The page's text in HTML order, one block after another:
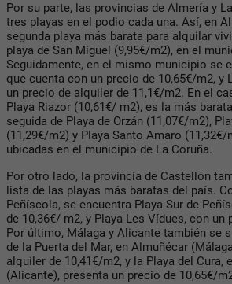
Por su parte, las provincias de Almería y
tres playas en el podio cada una. Así, en
segunda playa más barata para alquilar
playa de San Miguel (9,95€/m2), en el
Seguidamente, en el mismo municipio se
que cuenta con un precio de 10,65€/m2, y
un precio de alquiler de 11,1€/m2. En el
Playa Riazor (10,61€/ m2), es la más
seguida de Playa de Orzán (11,07€/m2),
(11,29€/m2) y Playa Santo Amaro
ubicadas en el municipio de La Coruña.
Por otro lado, la provincia de Castellón
lista de las playas más baratas del país.
Peñíscola, se encuentra Playa Sur de
de 10,36€/ m2, y Playa Les Vídues, con un
Por último, Málaga y Alicante también se
de la Puerta del Mar, en Almuñécar
alquiler de 10,41€/m2, y la Playa del Cura,
(Alicante), presenta un precio de 10,65€/